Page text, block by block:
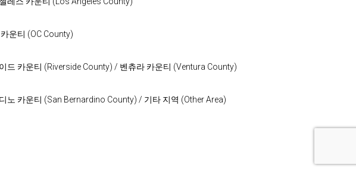
운티 (OC County)
드 카운티 (Riverside County) / 벤츄라 카운티 (Ventura County)
노 카운티 (San Bernardino County) / 기타 지역 (Other Area)